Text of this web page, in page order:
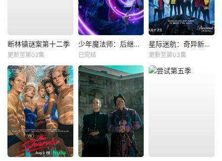
断林镇谜案第十二季
更新至第02集
少年魔法师：后继者第三季
已完结
星际迷航：奇异新世界第四季
更新至第03集